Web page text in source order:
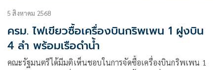
5 สิงหาคม 2568
ครม. ไฟเขียวซื้อเครื่องบินกริพเพน 1 ฝูงบิน​
4 ลำ ​​พร้อมเรือดำน้ำ
คณะรัฐมนตรีได้มีมติเห็นชอบในการจัดซื้อเครื่องบินกริพเพน 1